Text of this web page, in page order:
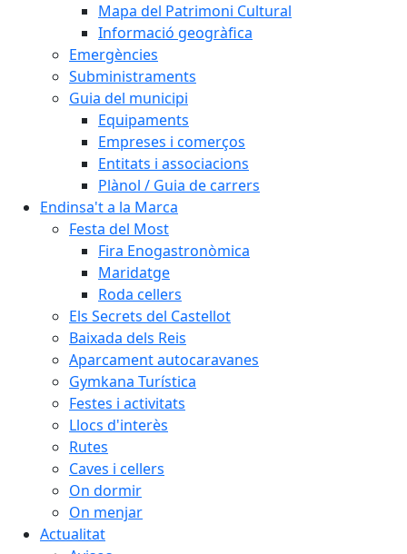
Mapa del Patrimoni Cultural
Informació geogràfica
Emergències
Subministraments
Guia del municipi
Equipaments
Empreses i comerços
Entitats i associacions
Plànol / Guia de carrers
Endinsa't a la Marca
Festa del Most
Fira Enogastronòmica
Maridatge
Roda cellers
Els Secrets del Castellot
Baixada dels Reis
Aparcament autocaravanes
Gymkana Turística
Festes i activitats
Llocs d'interès
Rutes
Caves i cellers
On dormir
On menjar
Actualitat